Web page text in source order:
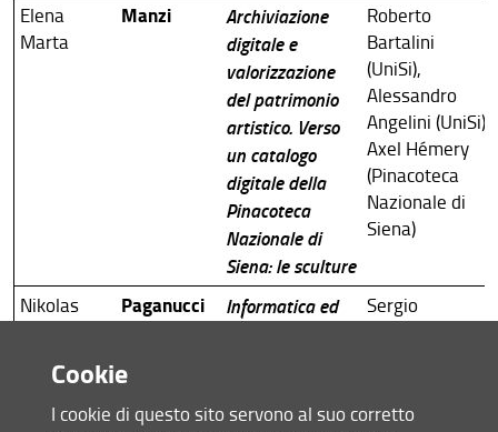
Elena
Marta
Manzi
Archiviazione
digitale e
valorizzazione
del patrimonio
artistico. Verso
un catalogo
digitale della
Pinacoteca
Nazionale di
Siena: le sculture
Roberto
Bartalini
(UniSi),
Alessandro
Angelini (UniSi),
Axel Hémery
(Pinacoteca
Nazionale di
Siena)
Nikolas Paganucci
Informatica ed
Documentazione
Sergio
Raffaele
Cookie
I cookie di questo sito servono al suo corretto